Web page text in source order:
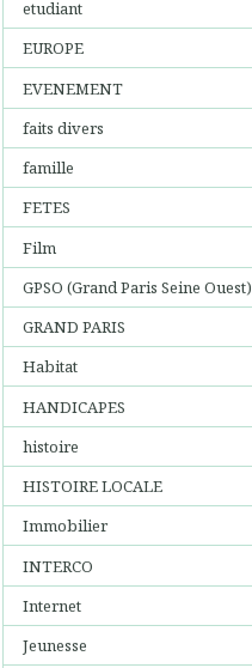
etudiant
EUROPE
EVENEMENT
faits divers
famille
FETES
Film
GPSO (Grand Paris Seine Ouest)
GRAND PARIS
Habitat
HANDICAPES
histoire
HISTOIRE LOCALE
Immobilier
INTERCO
Internet
Jeunesse